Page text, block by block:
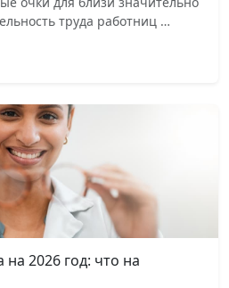
труда работниц …
на 2026 год: что на